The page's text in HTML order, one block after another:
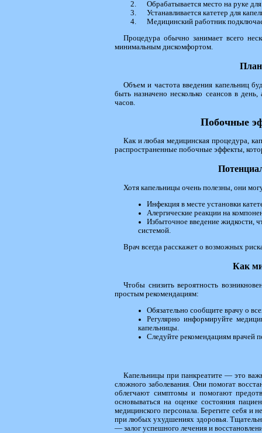
Обрабатывается место на руке
Устанавливается катетер для
Медицинский работник
Процедура обычно занимает всего
минимальным дискомфортом.
Объем и частота введения капельниц
быть назначено несколько сеансов в
часов.
Побочные
Как и любая медицинская процедура,
распространенные побочные эффекты,
Хотя капельницы очень полезны, они
Инфекция в месте установки
Алергические реакции на
Избыточное введение жидкости,
системой.
Врач всегда расскажет о возможных
Как
Чтобы снизить вероятность
простым рекомендациям:
Обязательно сообщите врачу о
Регулярно информируйте
капельницы.
Следуйте рекомендациям врачей
Капельницы при панкреатите — это
сложного заболевания. Они помогат
облегчают симптомы и помогают
основываться на оценке состояния
медицинского персонала. Берегите себя и
при любых ухудшениях здоровья.
— залог успешного лечения и